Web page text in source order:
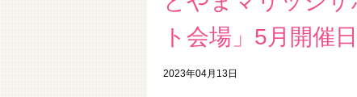
ト会場」5月開催
2023年04月13日